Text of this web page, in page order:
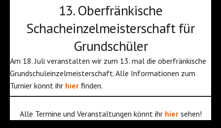
13. Oberfränkische
Schacheinzelmeisterschaft für
Grundschüler
Am 18. Juli veranstalten wir zum 13. mal die oberfränkische
Grundschuleinzelmeisterschaft. Alle Informationen zum
Turnier könnt ihr hier finden.
Alle Termine und Veranstaltungen könnt ihr hier sehen!